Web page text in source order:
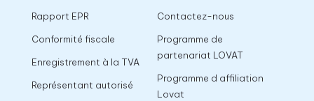
Rapport EPR
Conformité fiscale
Enregistrement à la TVA
Représentant autorisé
Contactez-nous
Programme de
partenariat LOVAT
Programme d affiliation
Lovat